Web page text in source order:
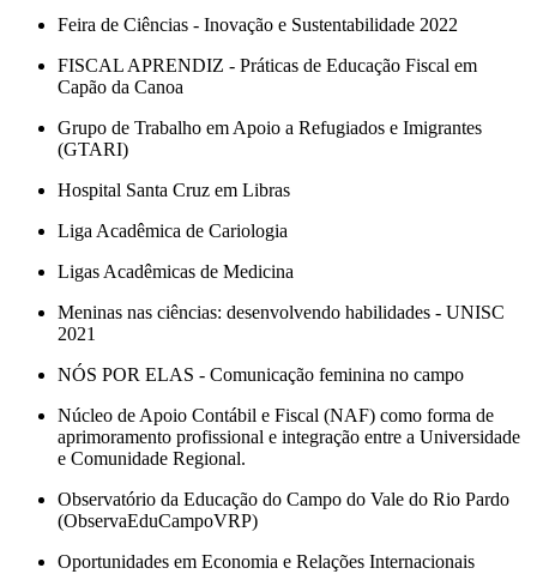
Feira de Ciências - Inovação e Sustentabilidade 2022
FISCAL APRENDIZ - Práticas de Educação Fiscal em
Capão da Canoa
Grupo de Trabalho em Apoio a Refugiados e Imigrantes
(GTARI)
Hospital Santa Cruz em Libras
Liga Acadêmica de Cariologia
Ligas Acadêmicas de Medicina
Meninas nas ciências: desenvolvendo habilidades - UNISC
2021
NÓS POR ELAS - Comunicação feminina no campo
Núcleo de Apoio Contábil e Fiscal (NAF) como forma de
aprimoramento profissional e integração entre a Universidade
e Comunidade Regional.
Observatório da Educação do Campo do Vale do Rio Pardo
(ObservaEduCampoVRP)
Oportunidades em Economia e Relações Internacionais